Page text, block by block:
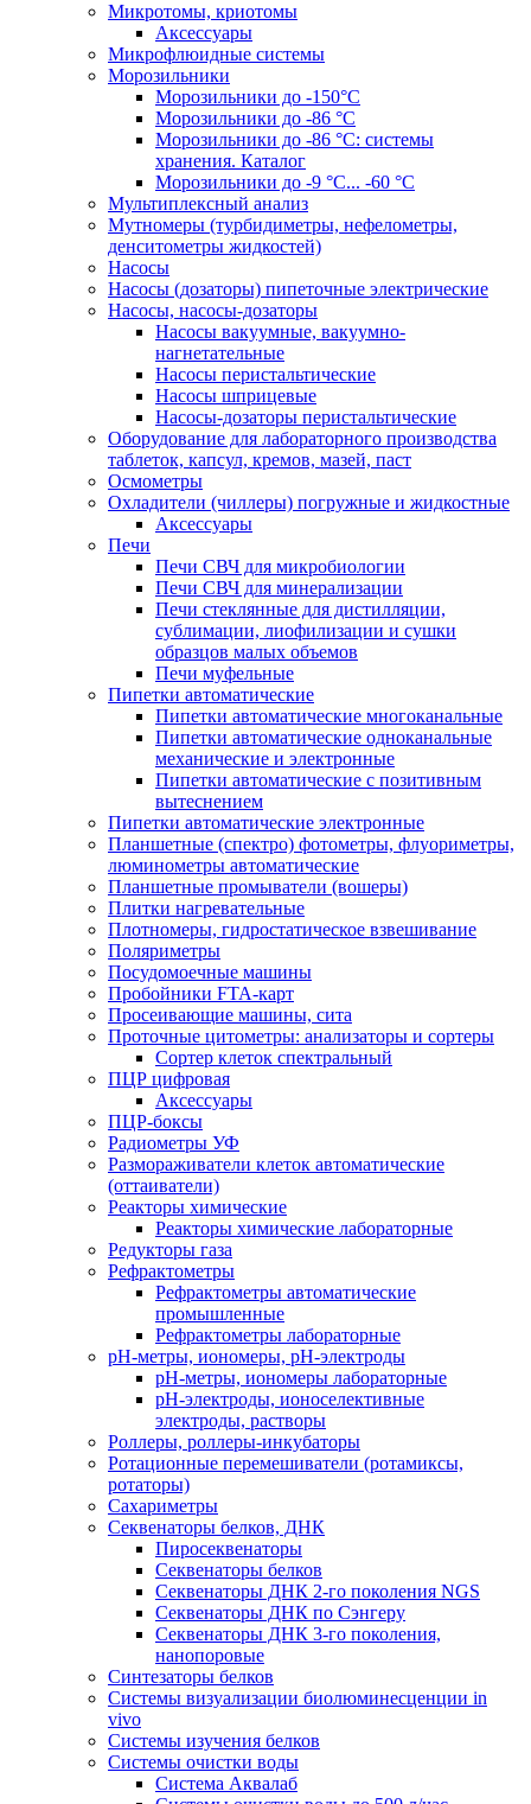
Микротомы, криотомы
Аксессуары
Микрофлюидные системы
Морозильники
Морозильники до -150°С
Морозильники до -86 °C
Морозильники до -86 °C: системы
хранения. Каталог
Морозильники до -9 °C... -60 °C
Мультиплексный анализ
Мутномеры (турбидиметры, нефелометры,
денситометры жидкостей)
Насосы
Насосы (дозаторы) пипеточные электрические
Насосы, насосы-дозаторы
Насосы вакуумные, вакуумно-
нагнетательные
Насосы перистальтические
Насосы шприцевые
Насосы-дозаторы перистальтические
Оборудование для лабораторного производства
таблеток, капсул, кремов, мазей, паст
Осмометры
Охладители (чиллеры) погружные и жидкостные
Аксессуары
Печи
Печи СВЧ для микробиологии
Печи СВЧ для минерализации
Печи стеклянные для дистилляции,
сублимации, лиофилизации и сушки
образцов малых объемов
Печи муфельные
Пипетки автоматические
Пипетки автоматические многоканальные
Пипетки автоматические одноканальные
механические и электронные
Пипетки автоматические с позитивным
вытеснением
Пипетки автоматические электронные
Планшетные (спектро) фотометры, флуориметры,
люминометры автоматические
Планшетные промыватели (вошеры)
Плитки нагревательные
Плотномеры, гидростатическое взвешивание
Поляриметры
Посудомоечные машины
Пробойники FTA-карт
Просеивающие машины, сита
Проточные цитометры: анализаторы и сортеры
Сортер клеток спектральный
ПЦР цифровая
Аксессуары
ПЦР-боксы
Радиометры УФ
Размораживатели клеток автоматические
(оттаиватели)
Реакторы химические
Реакторы химические лабораторные
Редукторы газа
Рефрактометры
Рефрактометры автоматические
промышленные
Рефрактометры лабораторные
рН-метры, иономеры, рН-электроды
рН-метры, иономеры лабораторные
рН-электроды, ионоселективные
электроды, растворы
Роллеры, роллеры-инкубаторы
Ротационные перемешиватели (ротамиксы,
ротаторы)
Сахариметры
Секвенаторы белков, ДНК
Пиросеквенаторы
Секвенаторы белков
Секвенаторы ДНК 2-го поколения NGS
Секвенаторы ДНК по Сэнгеру
Секвенаторы ДНК 3-го поколения,
нанопоровые
Синтезаторы белков
Системы визуализации биолюминесценции in
vivo
Системы изучения белков
Системы очистки воды
Система Аквалаб